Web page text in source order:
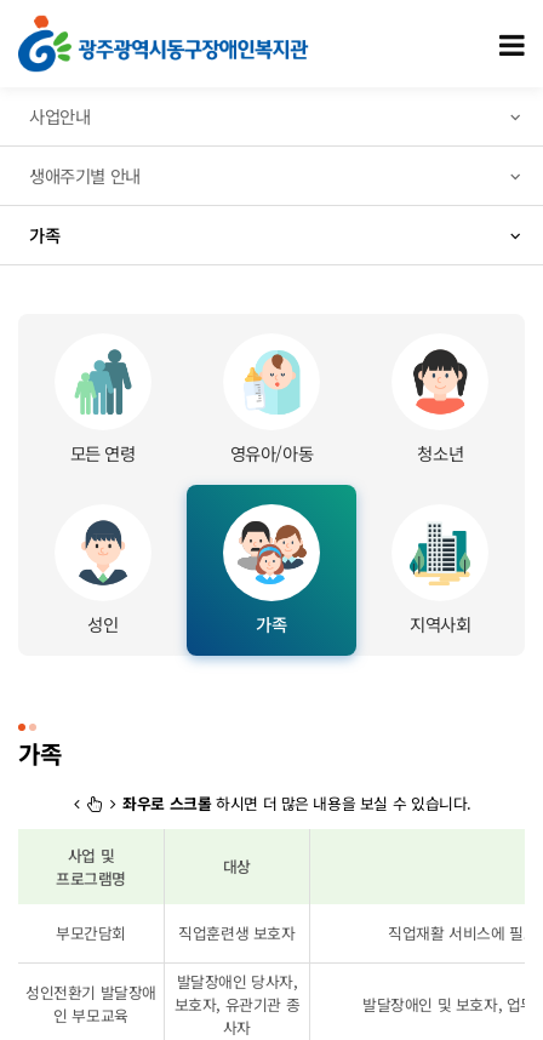
사업안내
생애주기별 안내
가족
모든 연령 영유아/아동 청소년
성인 가족 지역사회
가족
좌우로 스크롤하시면 더 많은 내용을 보실 수 있습니다.
사업 및
프로그램명
대상
부모간담회 직업훈련생 보호자 직업재활 서비스에 필
성인전환기 발달장애
인 부모교육
발달장애인 당사자,
보호자, 유관기관 종
사자
발달장애인 및 보호자, 업